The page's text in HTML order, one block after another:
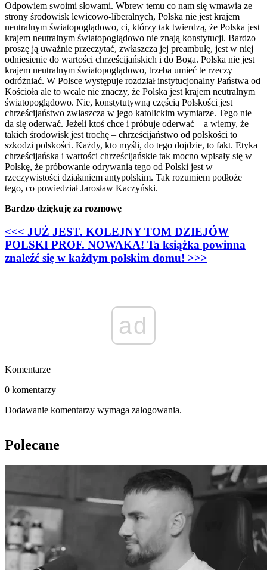
Odpowiem swoimi słowami. Wbrew temu co nam się wmawia ze
strony środowisk lewicowo-liberalnych, Polska nie jest krajem
neutralnym światopoglądowo, ci, którzy tak twierdzą, że Polska jest
krajem neutralnym światopoglądowo nie znają konstytucji. Bardzo
proszę ją uważnie przeczytać, zwłaszcza jej preambułę, jest w niej
odniesienie do wartości chrześcijańskich i do Boga. Polska nie jest
krajem neutralnym światopoglądowo, trzeba umieć te rzeczy
odróżniać. W Polsce występuje rozdział instytucjonalny Państwa od
Kościoła ale to wcale nie znaczy, że Polska jest krajem neutralnym
światopoglądowo. Nie, konstytutywną częścią Polskości jest
chrześcijaństwo zwłaszcza w jego katolickim wymiarze. Tego nie
da się oderwać. Jeżeli ktoś chce i próbuje oderwać – a wiemy, że
takich środowisk jest trochę – chrześcijaństwo od polskości to
szkodzi polskości. Każdy, kto myśli, do tego dojdzie, to fakt. Etyka
chrześcijańska i wartości chrześcijańskie tak mocno wpisały się w
Polskę, że próbowanie odrywania tego od Polski jest w
rzeczywistości działaniem antypolskim. Tak rozumiem podłoże
tego, co powiedział Jarosław Kaczyński.
Bardzo dziękuję za rozmowę
<<< JUŻ JEST. KOLEJNY TOM DZIEJÓW
POLSKI PROF. NOWAKA! Ta książka powinna
znaleźć się w każdym polskim domu! >>>
ad
Komentarze
0 komentarzy
Dodawanie komentarzy wymaga zalogowania.
Polecane